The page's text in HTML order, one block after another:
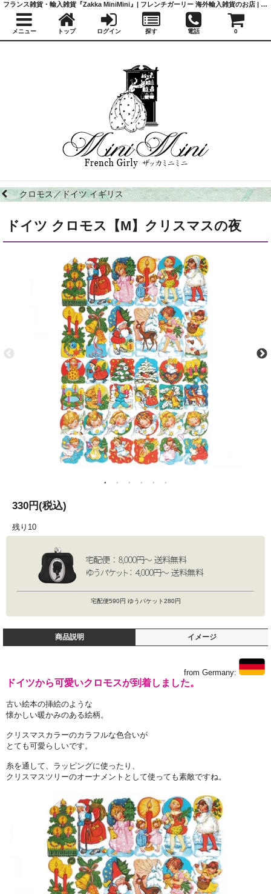
クロモス／ドイツ イギリス
ドイツ クロモス【M】クリスマスの夜
330円(税込)
残り10
宅配便590円 ゆうパケット280円
商品説明 イメージ
from Germany:
ドイツから可愛いクロモスが到着しました。
古い絵本の挿絵のような
懐かしい暖かみのある絵柄。
クリスマスカラーのカラフルな色合いが
とても可愛らしいです。
糸を通して、ラッピングに使ったり、
クリスマスツリーのオーナメントとして使っても素敵ですね。
フランス雑貨・輸入雑貨『Zakka MiniMini』| フレンチガーリー 海外輸入雑貨のお店 | かわいい雑貨 | 蚤の市 | アンティーク
メニュー トップ ログイン 探す 電話 0